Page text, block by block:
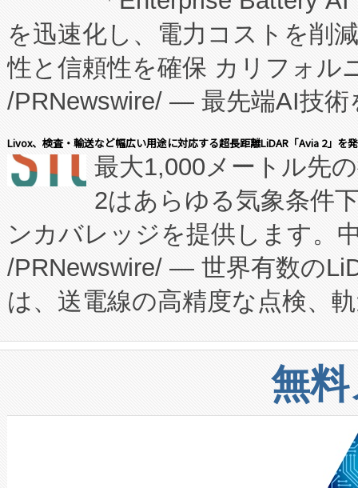
従来のフェッドバッチ施設の
に、患者やサプライチェーン
キー方式で拡張性が高く、持
す。FCCM‑を活用した現地生
患者にとっての費用負担を大
のアクセスを大幅に拡大する
Fully-Connected Continuous
プログラムには、施設設計・
に関する技術移転および知的
構造化トレーニングカリキュ
上げおよび商用化段階におけ
設備整備および立ち上げ調整
加組織は、Enzeneのバイオ
選定された製品について、自
を迅速化し、電力コストを削
性と信頼性を確保 カリフォル
/PRNewswire/ — 最先端AI技術
会社エーアイ・アンド：本社
President原信平）と、エンタ
ードするVoltaiqは、日本にあ
ーエネルギー貯蔵システム（
た。 Voltaiq独自のAI搭載プラ
定、統合、導入、運用に至る
安全性を追跡し、確保する事
増加しているデータセンター
る電力網に大きな負担をかけ
事業者の負担軽減という課題
系統連系を迅速にし、ピーク
Livox、検査・輸送など幅広い用途に対応する超長距離LiDAR「Avia 2」を
最大1,000メートル先
2はあらゆる気象条件
ンカバレッジを提供します。
/PRNewswire/ — 世界有数の
は、送電線の高精度な点検、
や穀物倉庫におけるバルク材
リューション「Avia 2」を発
したAvia 2は、1,000メート
狭視野のFOVを切り替えるこ
ケーブル、枝などの細かな対
無